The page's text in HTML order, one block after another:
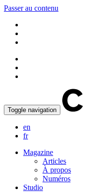
Passer au contenu
Toggle navigation
en
fr
Magazine
Articles
À propos
Numéros
Studio